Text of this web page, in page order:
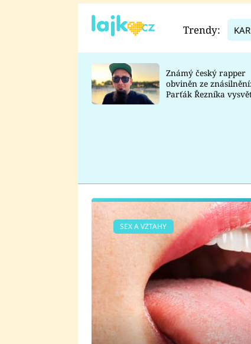
TADEÁŠ
DATEL
Trendy:
Známý český rapper
obviněn ze znásilnění:
Parťák Řezníka
SEX A VZTAHY